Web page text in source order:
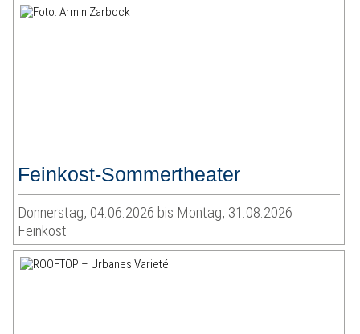
Feinkost-Sommertheater
Donnerstag, 04.06.2026 bis Montag, 31.08.2026
Feinkost